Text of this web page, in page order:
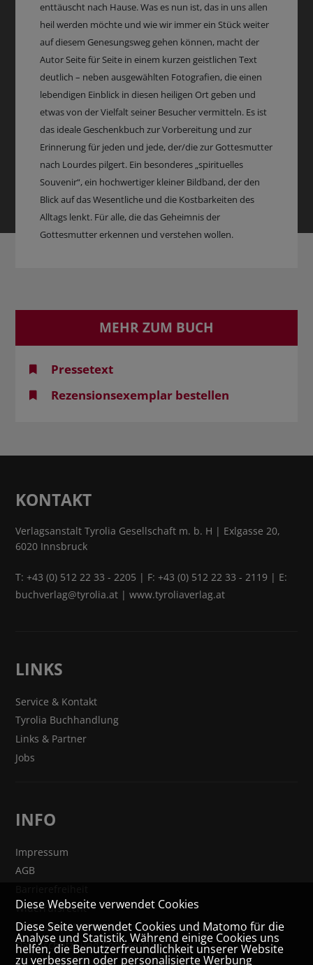
enttäuscht nach Hause. Was es nun ist, das in uns allen
heil werden möchte und wie wir immer ein Stück weiter
auf diesem Genesungsweg gehen können, macht der
Autor Seite für Seite in einem kurzen geistlichen Text
deutlich – neben ausgewählten Fotografien, die einen
lebendigen Einblick in diesen heiligen Ort geben und
etwas von der Vielfalt seiner Besucher vermitteln. Es ist
das ideale Geschenkbuch zur Vorbereitung und zur
Erinnerung für jeden und jede, der/die zur Gottesmutter
nach Lourdes pilgert. Ein besonderes „spirituelles
Souvenir“, ein hochwertiger kleiner Bildband, der den
Blick auf das Wesentliche und die Kostbarkeiten des
Alltags lenkt. Für alle, die das Geheimnis der
Gottesmutter erkennen und verstehen wollen.
MEHR ZUM BUCH
Pressetext
Rezensionsexemplar bestellen
KONTAKT
Verlagsanstalt Tyrolia Gesellschaft m. b. H | Exlgasse 20,
6020 Innsbruck
T:+43 (0) 512 22 33 - 2205 | F: +43 (0) 512 22 33 - 2119 | E:
buchverlag@tyrolia.at |www.tyroliaverlag.at
LINKS
Service & Kontakt
Tyrolia Buchhandlung
Links & Partner
Jobs
INFO
Impressum
AGB
Widerrufsrecht
VERTRAG WIDERRUFEN
Datenschutz- und Cookieerklärung
Diese Webseite verwendet Cookies
Diese Seite verwendet Cookies und Matomo für die
Analyse und Statistik. Während einige Cookies uns
helfen, die Benutzerfreundlichkeit unserer Website
zu verbessern oder personalisierte Werbung